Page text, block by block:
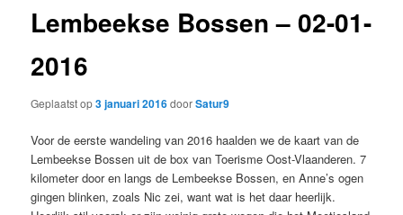
Lembeekse Bossen – 02-01-
2016
Geplaatst op3 januari 2016doorSatur9
Voor de eerste wandeling van 2016 haalden we de kaart van de
Lembeekse Bossen uit de box van Toerisme Oost-Vlaanderen. 7
kilometer door en langs de Lembeekse Bossen, en Anne’s ogen
gingen blinken, zoals Nic zei, want wat is het daar heerlijk.